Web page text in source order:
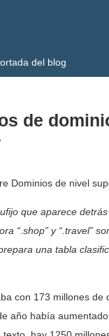
del blog
de
Dominios de nivel
que aparece
“.shop” y “.travel”
una tabla
con 173 millones
año había